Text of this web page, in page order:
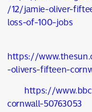
/12/jamie-oliver-
loss-of-100-jobs
https://
-olivers-fifteen-
https://
cornwall-50763053